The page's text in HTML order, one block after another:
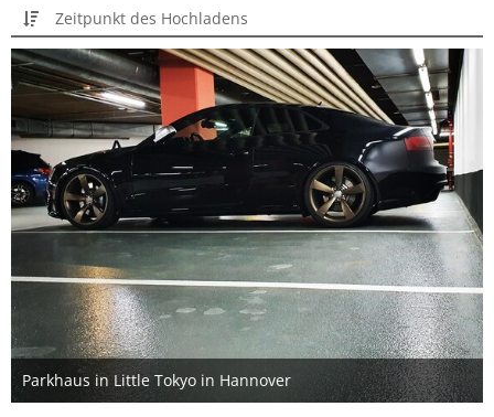
Zeitpunkt des Hochladens
Parkhaus in Little Tokyo in Hannover
15. Oktober 2022